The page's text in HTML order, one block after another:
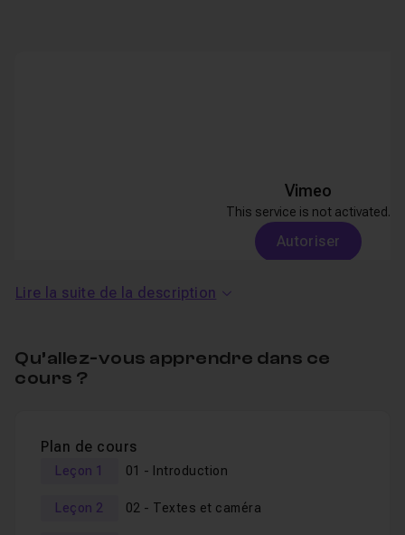
Vimeo
This service is not activated.
Autoriser
Nous allons mettre en place un décor dans l'espace 3D
(montagnes, sapins, nuages, lune, etc) et y inclure des
Pour mettre en scène notre vidéo nous utiliserons la
Lire la suite de la description
Qu’allez-vous apprendre dans ce
cours ?
Plan de cours
Leçon 1 01 - Introduction
Leçon 2 02 - Textes et caméra